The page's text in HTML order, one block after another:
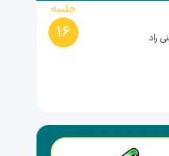
جلسه
16